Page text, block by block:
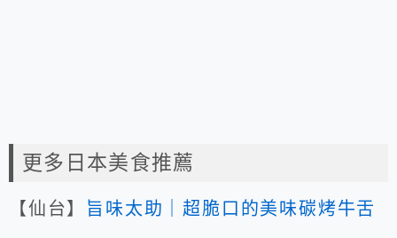
更多日本美食推薦
【仙台】 旨味太助｜超脆口的美味碳烤牛舌